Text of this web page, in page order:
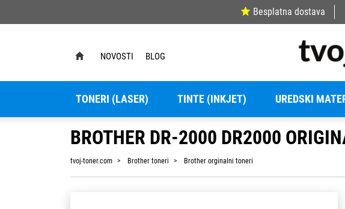
Besplatna dostava
NOVOSTI BLOG
TONERI (LASER) TINTE (INKJET) UREDSKI
BROTHER DR-2000 DR2000
tvoj-toner.com Brother toneri Brother orginalni toneri